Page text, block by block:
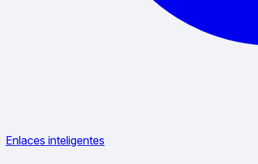
Enlaces inteligentes